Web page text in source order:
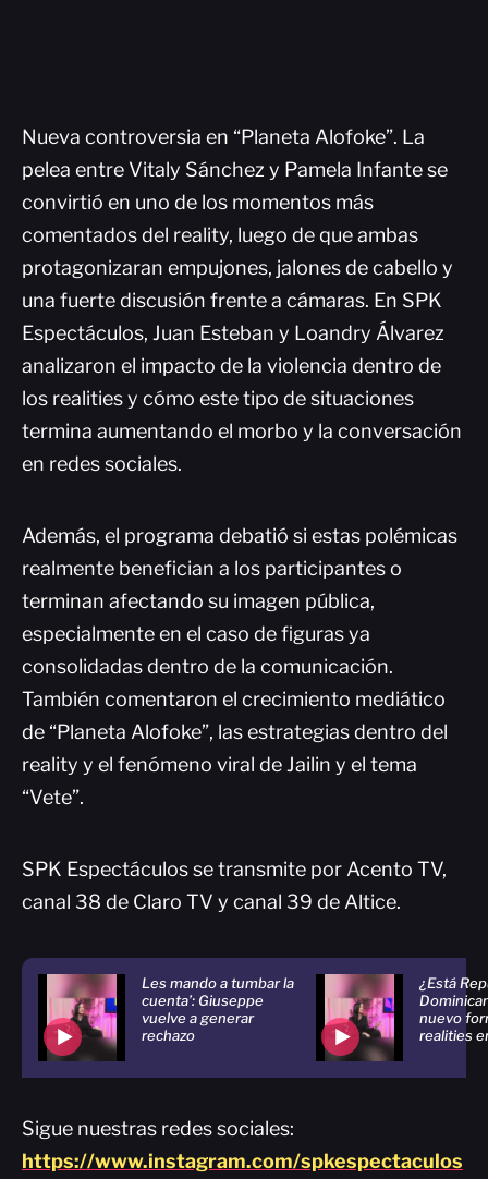
Nueva controversia en “Planeta Alofoke”. La
pelea entre Vitaly Sánchez y Pamela Infante se
convirtió en uno de los momentos más
comentados del reality, luego de que ambas
protagonizaran empujones, jalones de cabello y
una fuerte discusión frente a cámaras. En SPK
Espectáculos, Juan Esteban y Loandry Álvarez
analizaron el impacto de la violencia dentro de
los realities y cómo este tipo de situaciones
termina aumentando el morbo y la conversación
en redes sociales.
Además, el programa debatió si estas polémicas
realmente benefician a los participantes o
terminan afectando su imagen pública,
especialmente en el caso de figuras ya
consolidadas dentro de la comunicación.
También comentaron el crecimiento mediático
de “Planeta Alofoke”, las estrategias dentro del
reality y el fenómeno viral de Jailin y el tema
“Vete”.
SPK Espectáculos se transmite por Acento TV,
canal 38 de Claro TV y canal 39 de Altice.
Les mando a tumbar la
cuenta’: Giuseppe
vuelve a generar
rechazo
¿Está
nuevo
realities
Sigue nuestras redes sociales:
https://www.instagram.com/spkespectaculos